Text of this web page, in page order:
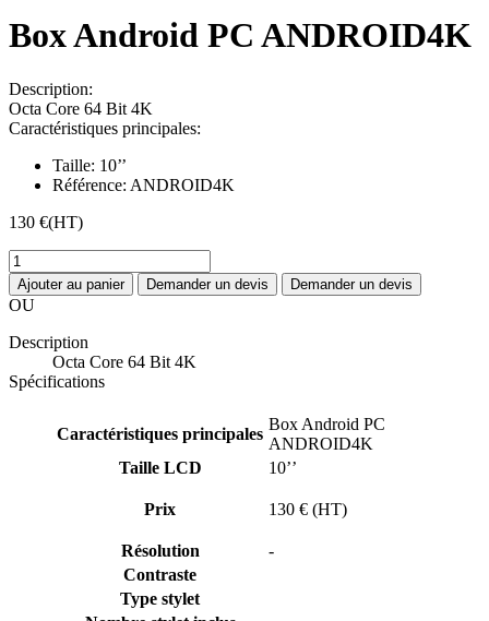
Box Android PC ANDROID4K
Description:
Octa Core 64 Bit 4K
Caractéristiques principales:
Taille: 10’’
Référence: ANDROID4K
130 €(HT)
Ajouter au panier Demander un devis Demander un devis
OU
Description
Octa Core 64 Bit 4K
Spécifications
Caractéristiques principales
Box Android PC
ANDROID4K
Taille LCD
10’’
Prix 130 € (HT)
Résolution
-
Contraste
Type stylet